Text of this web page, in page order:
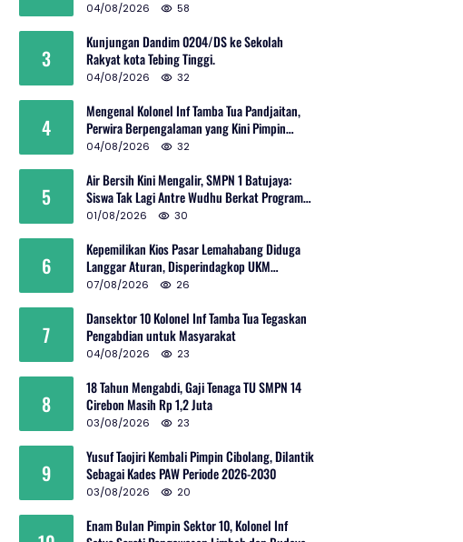
dan Pemprov Jabar
04/08/2026 58
3
Kunjungan Dandim 0204/DS ke Sekolah
Rakyat kota Tebing Tinggi.
04/08/2026 32
4
Mengenal Kolonel Inf Tamba Tua Pandjaitan,
Perwira Berpengalaman yang Kini Pimpin
Sektor 10 Citarum Harum
04/08/2026 32
5
Air Bersih Kini Mengalir, SMPN 1 Batujaya:
Siswa Tak Lagi Antre Wudhu Berkat Program
TNI AD
01/08/2026 30
6
Kepemilikan Kios Pasar Lemahabang Diduga
Langgar Aturan, Disperindagkop UKM
Terkesan Lepas Tangan?
07/08/2026 26
7
Dansektor 10 Kolonel Inf Tamba Tua Tegaskan
Pengabdian untuk Masyarakat
04/08/2026 23
8
18 Tahun Mengabdi, Gaji Tenaga TU SMPN 14
Cirebon Masih Rp 1,2 Juta
03/08/2026 23
9
Yusuf Taojiri Kembali Pimpin Cibolang, Dilantik
Sebagai Kades PAW Periode 2026-2030
03/08/2026 20
Enam Bulan Pimpin Sektor 10, Kolonel Inf